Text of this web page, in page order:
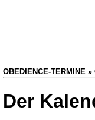
OBEDIENCE-TERMINE
Der